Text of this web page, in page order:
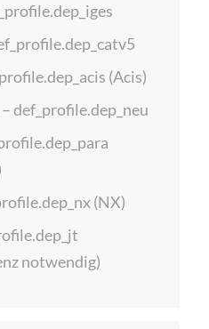
(Acis)
def_profile.dep_neu
(NX)
notwendig)